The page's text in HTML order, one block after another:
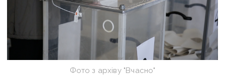
Фото з архіву "Вчасно"